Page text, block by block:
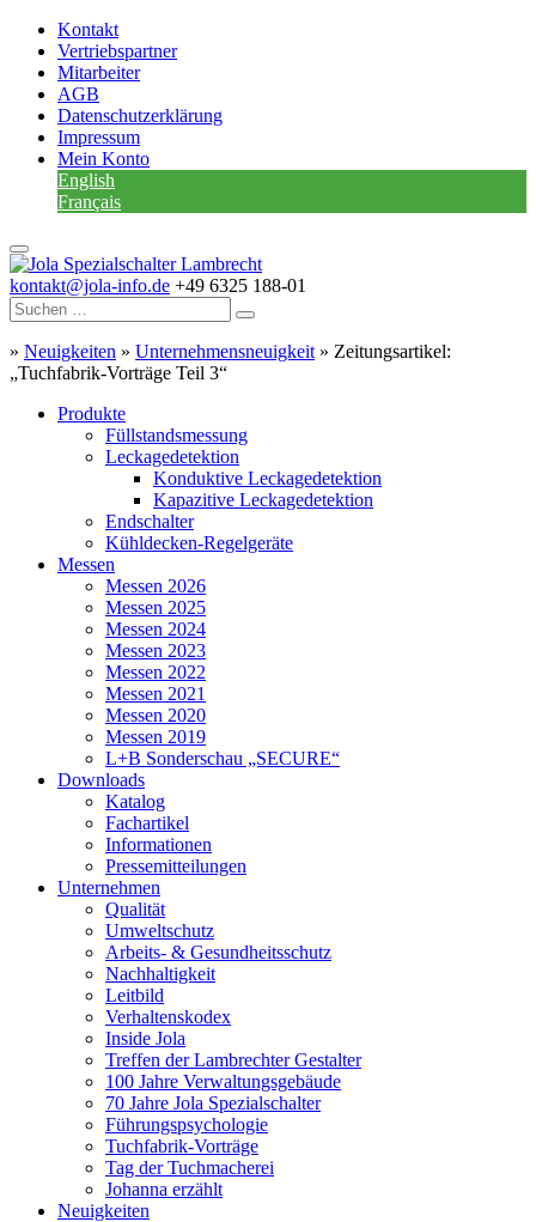
Kontakt
Vertriebspartner
Mitarbeiter
AGB
Datenschutzerklärung
Impressum
Mein Konto
English
Français
kontakt@jola-info.de +49 6325 188-01
» Neuigkeiten » Unternehmensneuigkeit » Zeitungsartikel:
„Tuchfabrik-Vorträge Teil 3“
Produkte
Füllstandsmessung
Leckagedetektion
Konduktive Leckagedetektion
Kapazitive Leckagedetektion
Endschalter
Kühldecken-Regelgeräte
Messen
Messen 2026
Messen 2025
Messen 2024
Messen 2023
Messen 2022
Messen 2021
Messen 2020
Messen 2019
L+B Sonderschau „SECURE“
Downloads
Katalog
Fachartikel
Informationen
Pressemitteilungen
Unternehmen
Qualität
Umweltschutz
Arbeits- & Gesundheitsschutz
Nachhaltigkeit
Leitbild
Verhaltenskodex
Inside Jola
Treffen der Lambrechter Gestalter
100 Jahre Verwaltungsgebäude
70 Jahre Jola Spezialschalter
Führungspsychologie
Tuchfabrik-Vorträge
Tag der Tuchmacherei
Johanna erzählt
Neuigkeiten